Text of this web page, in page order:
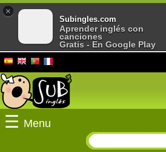
☰ Menu
×
Subingles.com
Aprender inglés con
canciones
Gratis - En Google Play